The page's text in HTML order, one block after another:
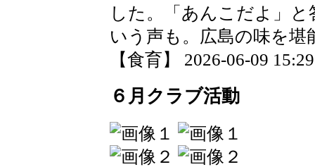
した。「あんこだよ」
いう声も。広島の味を堪
【食育】 2026-06-09
６月クラブ活動